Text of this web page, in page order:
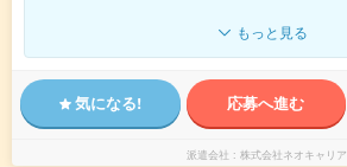
もっと見る
気になる! 応募へ進む
派遣会社 株式会社ネオキャリア